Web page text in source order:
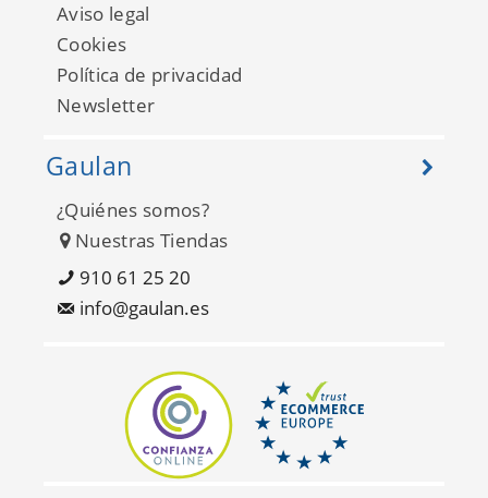
Empire State 26687424
Aviso legal
Cookies
Política de privacidad
Newsletter
Gaulan
¿Quiénes somos?
Nuestras Tiendas
910 61 25 20
info@gaulan.es